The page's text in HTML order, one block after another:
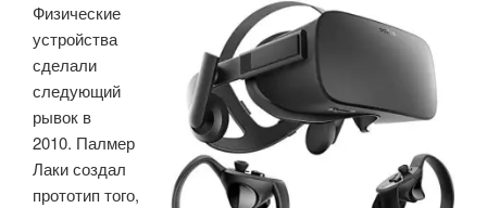
Физические
устройства
сделали
следующий
рывок в
2010. Палмер
Лаки создал
прототип того,